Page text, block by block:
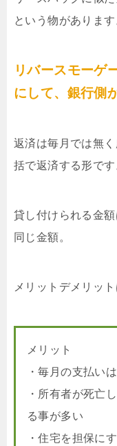
という物があります
リバースモーゲ
にして、銀行側
返済は毎月では無
括で返済する形です
貸し付けられる金
同じ金額。
メリットデメリッ
メリット
・毎月の支払い
・所有者が死亡
る事が多い
・住宅を担保に